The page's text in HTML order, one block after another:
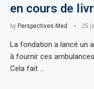
en cours de
by Perspectives Med 25
La fondation a lancé un
à fournir ces
Cela fait …